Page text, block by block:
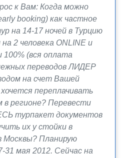
к Вам: Когда можно
booking) как частное
на 14-17 ночей в Турцию
2 человека ONLINE и
(вся оплата
переводов ЛИДЕР
на счет Вашей
переплачивать
регионе? Перевести
турпакет документов
их у стойки в
Москвы? Планирую
31 мая 2012. Сейчас на